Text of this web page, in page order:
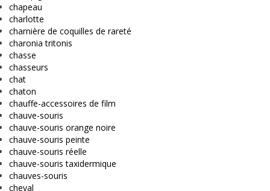
chapeau
charlotte
charnière de coquilles de rareté
charonia tritonis
chasse
chasseurs
chat
chaton
chauffe-accessoires de film
chauve-souris
chauve-souris orange noire
chauve-souris peinte
chauve-souris réelle
chauve-souris taxidermique
chauves-souris
cheval